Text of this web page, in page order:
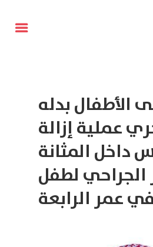
بدله
عملية إزالة
داخل المثانة
الجراحي لطفل
في عمر الرابعة